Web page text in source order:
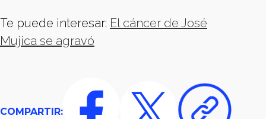
Te puede interesar: El cáncer de José
Mujica se agravó
COMPARTIR: